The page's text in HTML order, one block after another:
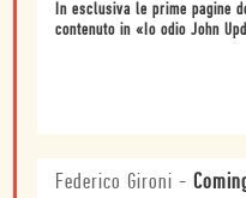
In esclusiva le prime pagine
contenuto in «Io odio John
Federico Gironi -